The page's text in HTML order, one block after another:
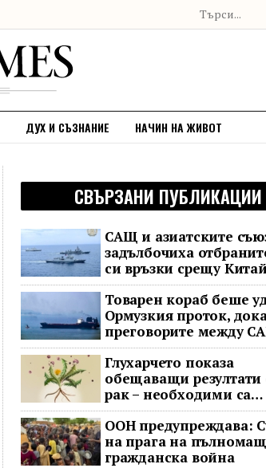
ДУХ И СЪЗНАНИЕ НАЧИН НА ЖИВОТ
СВЪРЗАНИ ПУБЛИКАЦИИ
САЩ и азиатските
задълбочиха
си връзки срещу Китай
Товарен кораб беше
Ормузкия проток,
преговорите между
Иран останаха в
Глухарчето показа
обещаващи резултати
рак – необходими са
изпитания с хора
ООН предупреждава:
на прага на
гражданска война